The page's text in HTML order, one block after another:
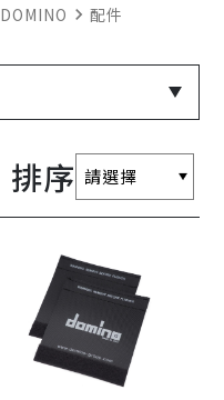
DOMINO navigate_next 配件
排序